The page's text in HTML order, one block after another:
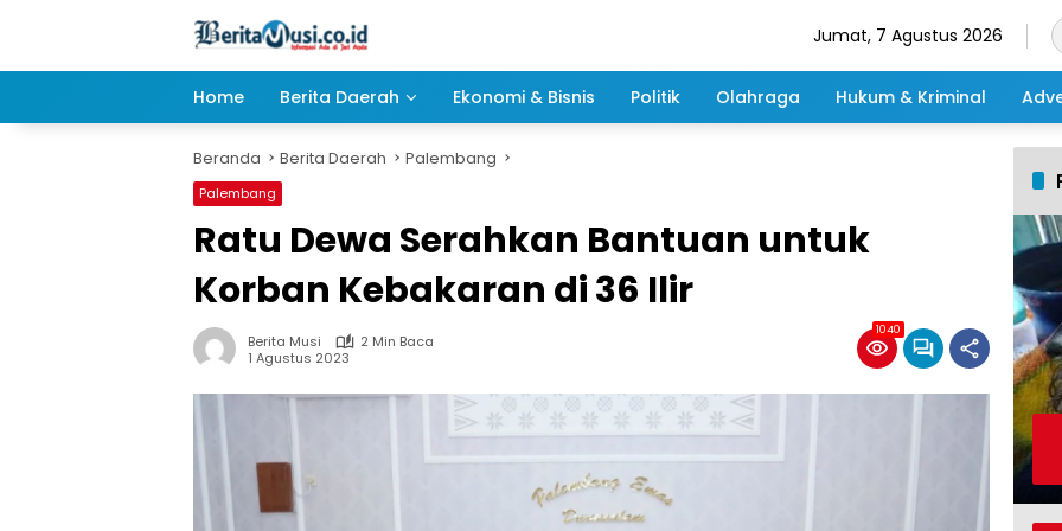
Jumat, 7 Agustus 2026
Home Berita Daerah Ekonomi & Bisnis Politik Olahraga Hukum & Kriminal
Beranda Berita Daerah Palembang
Palembang
Ratu Dewa Serahkan Bantuan untuk
Korban Kebakaran di 36 Ilir
Berita Musi
2 Min Baca
1 Agustus 2023
1040